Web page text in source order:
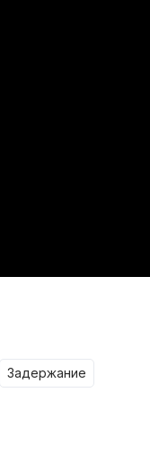
задержание